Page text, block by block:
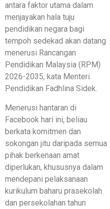
antara faktor utama dalam
menjayakan hala tuju
pendidikan negara bagi
tempoh sedekad akan datang
menerusi Rancangan
Pendidikan Malaysia (RPM)
2026-2035, kata Menteri
Pendidikan Fadhlina Sidek.
Menerusi hantaran di
Facebook hari ini, beliau
berkata komitmen dan
sokongan jitu daripada semua
pihak berkenaan amat
diperlukan, khususnya dalam
mendepani pelaksanaan
kurikulum baharu prasekolah
dan persekolahan tahun